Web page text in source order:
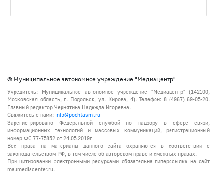
© Муниципальное автономное учреждение "Медиацентр"
Учредитель: Муниципальное автономное учреждение "Медиацентр" (142100,
Московская область, г. Подольск, ул. Кирова, 4). Телефон: 8 (4967) 69-05-20.
Главный редактор Чернятина Надежда Игоревна.
Свяжитесь с нами: info@pochtasmi.ru
Зарегистрировано Федеральной службой по надзору в сфере связи,
информационных технологий и массовых коммуникаций, регистрационный
номер ФС 77-75852 от 24.05.2019г.
Все права на материалы данного сайта охраняются в соответствии с
законодательством РФ, в том числе об авторском праве и смежных правах.
При цитировании электронными ресурсами обязательна гиперссылка на сайт
maumediacenter.ru.